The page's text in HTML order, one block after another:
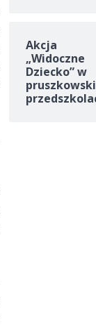
Akcja
„Widoczne
Dziecko” w